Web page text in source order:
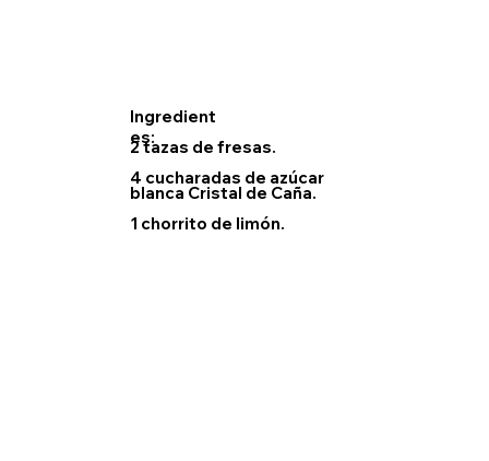
Ingredient
es:
2 tazas de fresas.
4 cucharadas de azúcar
blanca Cristal de Caña.
1 chorrito de limón.